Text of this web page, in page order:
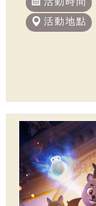
活動地點